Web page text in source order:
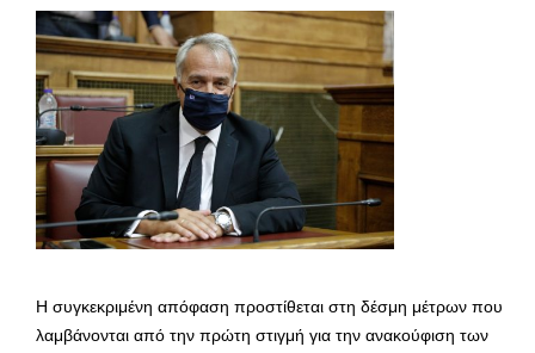
Η συγκεκριμένη απόφαση προστίθεται στη δέσμη μέτρων που
λαμβάνονται από την πρώτη στιγμή για την ανακούφιση των